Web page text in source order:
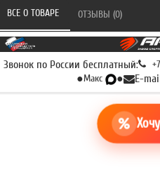
Звонок по России бесплатный:
●Макс ● E-
ВСЕ О ТОВАРЕ ОТЗЫВЫ (0)